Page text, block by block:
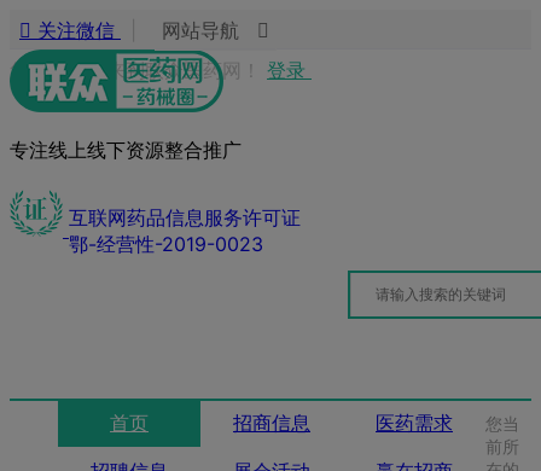
关注微信
网站导航
您好，欢迎来到联众医药网！
登录
专注线上线下资源整合推广
互联网药品信息服务许可证
鄂-经营性-2019-0023
首页 招商信息
医药需求
您当
前所